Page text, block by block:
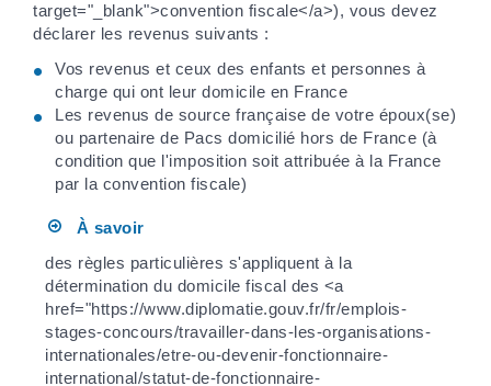
target="_blank">convention fiscale</a>), vous devez
déclarer les revenus suivants :
Vos revenus et ceux des enfants et personnes à
charge qui ont leur domicile en France
Les revenus de source française de votre époux(se)
ou partenaire de Pacs domicilié hors de France (à
condition que l'imposition soit attribuée à la France
par la convention fiscale)
À savoir
des règles particulières s'appliquent à la
détermination du domicile fiscal des <a
href="https://www.diplomatie.gouv.fr/fr/emplois-
stages-concours/travailler-dans-les-organisations-
internationales/etre-ou-devenir-fonctionnaire-
international/statut-de-fonctionnaire-